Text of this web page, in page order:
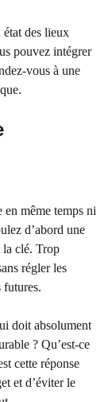
des lieux
pouvez intégrer
vous à une
même temps ni
d’abord une
la clé. Trop
régler les
futures.
doit absolument
? Qu’est-ce
cette réponse
et d’éviter le